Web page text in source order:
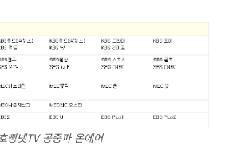
빵넷TV 공중파 온에어